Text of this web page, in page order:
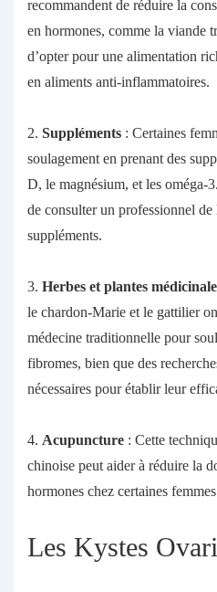
recommandent de réduire la
en hormones, comme la viande
d’opter pour une alimentation
en aliments anti-inflammatoires.
2. Suppléments : Certaines
soulagement en prenant des
D, le magnésium, et les oméga-
de consulter un professionnel de
suppléments.
3. Herbes et plantes
le chardon-Marie et le gattilier
médecine traditionnelle pour
fibromes, bien que des
nécessaires pour établir leur
4. Acupuncture : Cette
chinoise peut aider à réduire la
hormones chez certaines
Les Kystes